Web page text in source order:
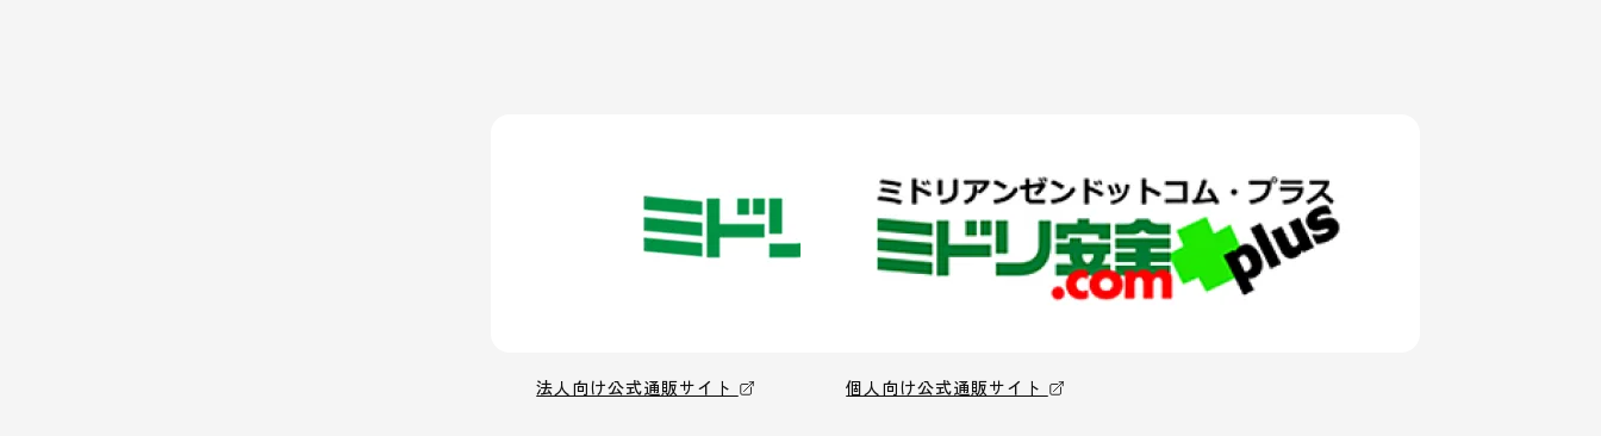
法人向け公式通販サイト 個人向け公式通販サイト